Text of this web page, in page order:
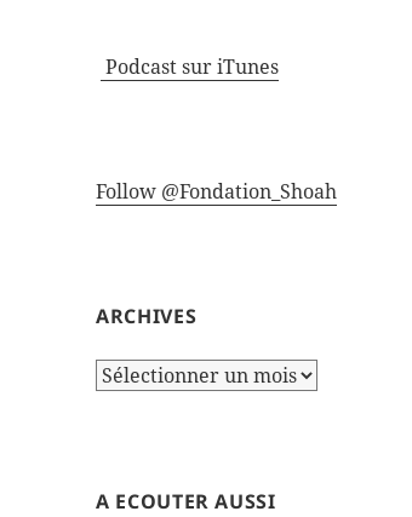
Podcast sur iTunes
Follow @Fondation_Shoah
ARCHIVES
Archives
A ECOUTER AUSSI